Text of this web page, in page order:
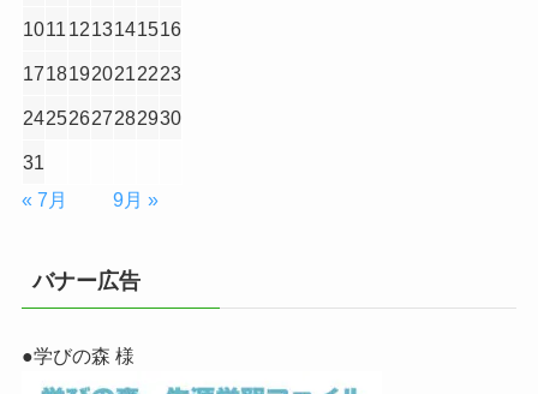
1011 1213141516
17181920212223
24252627282930
31
« 7月
9月 »
バナー広告
●学びの森 様